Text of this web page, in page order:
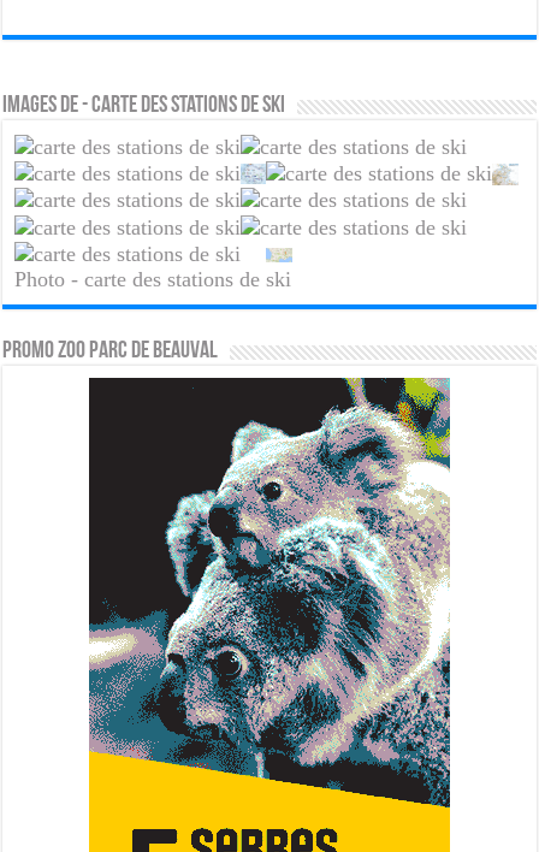
Images de - carte des stations de ski
Photo - carte des stations de ski
PROMO ZOO PARC DE BEAUVAL